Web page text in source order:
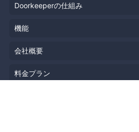
Doorkeeperの仕組み
機能
会社概要
料金プラン